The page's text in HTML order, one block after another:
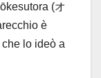
(オ
è
lo ideò a